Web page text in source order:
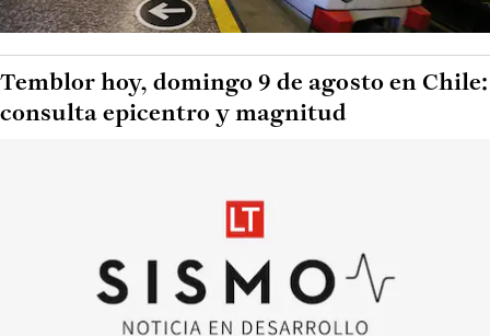
Temblor hoy, domingo 9 de agosto en Chile:
consulta epicentro y magnitud